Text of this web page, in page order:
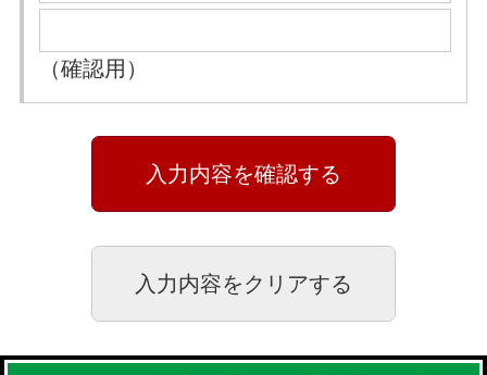
（確認用）